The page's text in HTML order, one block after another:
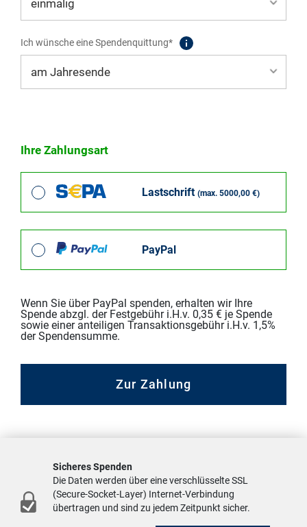
Ich wünsche eine Spendenquittung*
Ihre Zahlungsart
Lastschrift (max. 5000,00 €)
PayPal
Wenn Sie über PayPal spenden, erhalten wir Ihre
Spende abzgl. der Festgebühr i.H.v. 0,35 € je Spende
sowie einer anteiligen Transaktionsgebühr i.H.v. 1,5%
der Spendensumme.
Zur Zahlung
Sicheres Spenden
Die Daten werden über eine verschlüsselte SSL
(Secure-Socket-Layer) Internet-Verbindung
übertragen und sind zu jedem Zeitpunkt sicher.